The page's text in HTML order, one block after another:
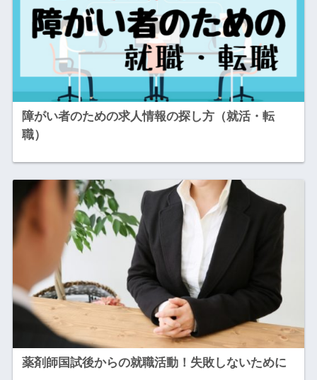
障がい者のための求人情報の探し方（就活・転
職）
薬剤師国試後からの就職活動！失敗しないために